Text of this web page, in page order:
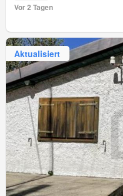
Vor 2 Tagen
Aktualisiert